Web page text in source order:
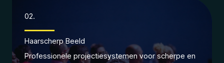
02.
Haarscherp Beeld
Professionele projectiesystemen voor scherpe en